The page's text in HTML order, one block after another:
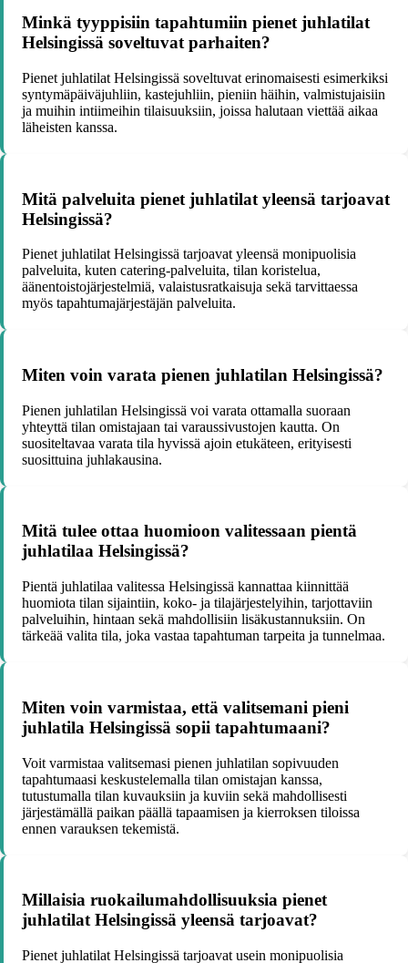
Minkä tyyppisiin tapahtumiin pienet juhlatilat
Helsingissä soveltuvat parhaiten?
Pienet juhlatilat Helsingissä soveltuvat erinomaisesti esimerkiksi
syntymäpäiväjuhliin, kastejuhliin, pieniin häihin, valmistujaisiin
ja muihin intiimeihin tilaisuuksiin, joissa halutaan viettää aikaa
läheisten kanssa.
Mitä palveluita pienet juhlatilat yleensä tarjoavat
Helsingissä?
Pienet juhlatilat Helsingissä tarjoavat yleensä monipuolisia
palveluita, kuten catering-palveluita, tilan koristelua,
äänentoistojärjestelmiä, valaistusratkaisuja sekä tarvittaessa
myös tapahtumajärjestäjän palveluita.
Miten voin varata pienen juhlatilan Helsingissä?
Pienen juhlatilan Helsingissä voi varata ottamalla suoraan
yhteyttä tilan omistajaan tai varaussivustojen kautta. On
suositeltavaa varata tila hyvissä ajoin etukäteen, erityisesti
suosittuina juhlakausina.
Mitä tulee ottaa huomioon valitessaan pientä
juhlatilaa Helsingissä?
Pientä juhlatilaa valitessa Helsingissä kannattaa kiinnittää
huomiota tilan sijaintiin, koko- ja tilajärjestelyihin, tarjottaviin
palveluihin, hintaan sekä mahdollisiin lisäkustannuksiin. On
tärkeää valita tila, joka vastaa tapahtuman tarpeita ja tunnelmaa.
Miten voin varmistaa, että valitsemani pieni
juhlatila Helsingissä sopii tapahtumaani?
Voit varmistaa valitsemasi pienen juhlatilan sopivuuden
tapahtumaasi keskustelemalla tilan omistajan kanssa,
tutustumalla tilan kuvauksiin ja kuviin sekä mahdollisesti
järjestämällä paikan päällä tapaamisen ja kierroksen tiloissa
ennen varauksen tekemistä.
Millaisia ruokailumahdollisuuksia pienet
juhlatilat Helsingissä yleensä tarjoavat?
Pienet juhlatilat Helsingissä tarjoavat usein monipuolisia